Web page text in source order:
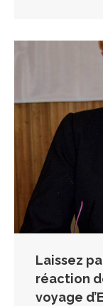
Laissez
réaction
voyage